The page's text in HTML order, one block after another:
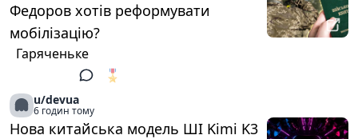
Федоров хотів реформувати
мобілізацію?
Гаряченьке
🎖️
u/devua
6 годин тому
Нова китайська модель ШІ Kimi K3